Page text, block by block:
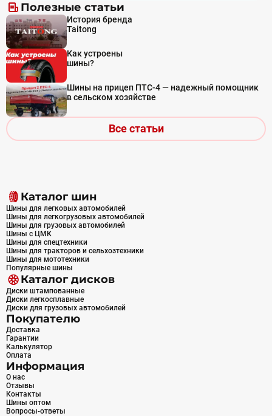
Полезные статьи
История бренда
Taitong
Как устроены
шины?
Шины на прицеп ПТС-4 — надежный помощник
в сельском хозяйстве
Все статьи
Каталог шин
Шины для легковых автомобилей
Шины для легкогрузовых автомобилей
Шины для грузовых автомобилей
Шины с ЦМК
Шины для спецтехники
Шины для тракторов и сельхозтехники
Шины для мототехники
Популярные шины
Каталог дисков
Диски штампованные
Диски легкосплавные
Диски для грузовых автомобилей
Покупателю
Доставка
Гарантии
Калькулятор
Оплата
Информация
О нас
Отзывы
Контакты
Шины оптом
Вопросы-ответы